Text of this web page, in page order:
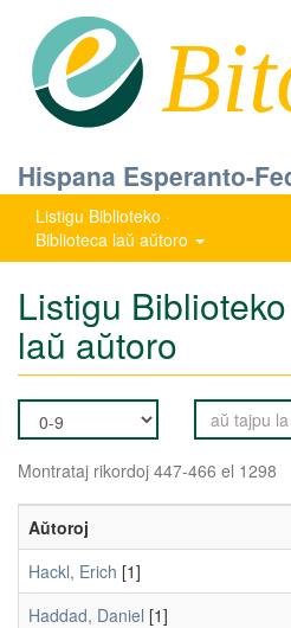
Hispana Esperanto-
Listigu Biblioteko ·
Biblioteca laŭ aŭtoro
Listigu
laŭ aŭtoro
Montrataj rikordoj 447-466 el 1298
Aŭtoroj
Hackl, Erich [1]
Haddad, Daniel [1]